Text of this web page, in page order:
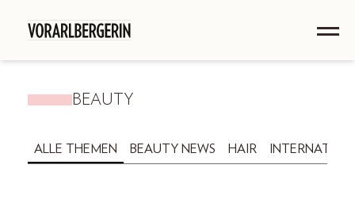
BEAUTY
ALLE THEMEN BEAUTY NEWS HAIR